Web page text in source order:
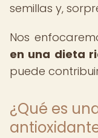
semillas y,
Nos
en una dieta
puede
¿Qué es